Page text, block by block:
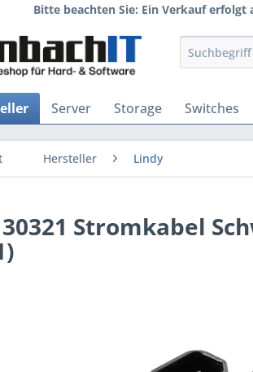
Bitte beachten Sie: Ein Verkauf
Server Storage Switches
Hersteller Lindy
Stromkabel